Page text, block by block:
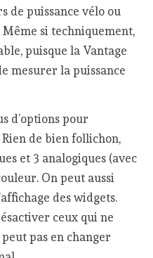
de puissance vélo ou
si techniquement,
puisque la Vantage
mesurer la puissance
d’options pour
de bien follichon,
et 3 analogiques (avec
On peut aussi
des widgets.
ceux qui ne
pas en changer